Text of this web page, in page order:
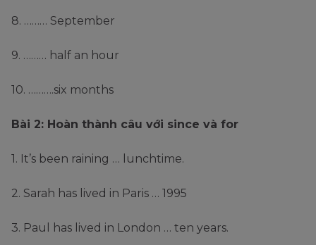
8. ……… September
9. ……… half an hour
10. ……….six months
Bài 2: Hoàn thành câu với since và for
1. It’s been raining … lunchtime.
2. Sarah has lived in Paris … 1995
3. Paul has lived in London … ten years.